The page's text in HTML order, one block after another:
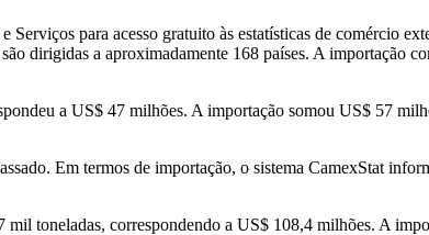
para acesso gratuito às estatísticas de comércio
dirigidas a aproximadamente 168 países. A importação
a US$ 47 milhões. A importação somou US$ 57
Em termos de importação, o sistema CamexStat
toneladas, correspondendo a US$ 108,4 milhões. A